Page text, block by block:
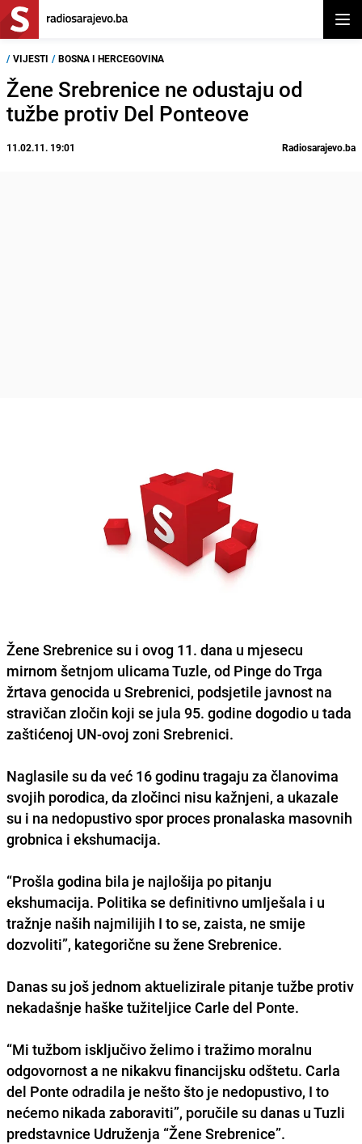
/ VIJESTI / BOSNA I HERCEGOVINA
Žene Srebrenice ne odustaju od
tužbe protiv Del Ponteove
11.02.11. 19:01 Radiosarajevo.ba
Žene Srebrenice su i ovog 11. dana u mjesecu
mirnom šetnjom ulicama Tuzle, od Pinge do Trga
žrtava genocida u Srebrenici, podsjetile javnost na
stravičan zločin koji se jula 95. godine dogodio u tada
zaštićenoj UN-ovoj zoni Srebrenici.
Naglasile su da već 16 godinu tragaju za članovima
svojih porodica, da zločinci nisu kažnjeni, a ukazale
su i na nedopustivo spor proces pronalaska masovnih
grobnica i ekshumacija.
“Prošla godina bila je najlošija po pitanju
ekshumacija. Politika se definitivno umIješala i u
tražnje naših najmilijih I to se, zaista, ne smije
dozvoliti”, kategorične su žene Srebrenice.
Danas su još jednom aktuelizirale pitanje tužbe protiv
nekadašnje haške tužiteljice Carle del Ponte.
“Mi tužbom isključivo želimo i tražimo moralnu
odgovornost a ne nikakvu financijsku odštetu. Carla
del Ponte odradila je nešto što je nedopustivo, I to
nećemo nikada zaboraviti”, poručile su danas u Tuzli
predstavnice Udruženja “Žene Srebrenice”.